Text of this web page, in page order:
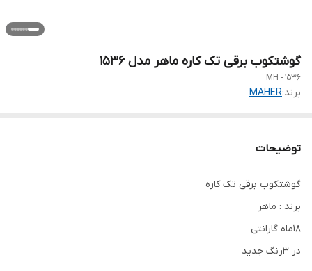
گوشتکوب برقی تک کاره ماهر مدل 1536
MH - 1536
برند:MAHER
توضیحات
گوشتکوب برقی تک کاره
برند : ماهر
18ماه گارانتی
در 3رنگ جدید